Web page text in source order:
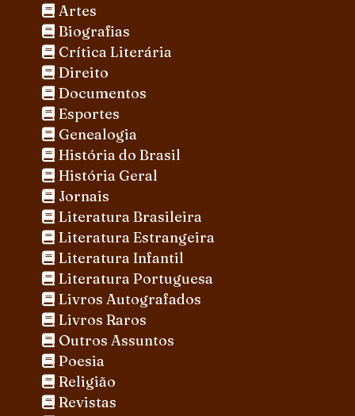
Artes
Biografias
Crítica Literária
Direito
Documentos
Esportes
Genealogia
História do Brasil
História Geral
Jornais
Literatura Brasileira
Literatura Estrangeira
Literatura Infantil
Literatura Portuguesa
Livros Autografados
Livros Raros
Outros Assuntos
Poesia
Religião
Revistas